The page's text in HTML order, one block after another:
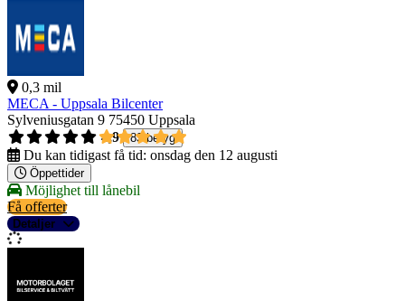
0,3 mil
MECA - Uppsala Bilcenter
Sylveniusgatan 9 75450 Uppsala
4,9
83 betyg
Du kan tidigast få tid: onsdag den 12 augusti
Öppettider
Möjlighet till lånebil
Få offerter
Detaljer